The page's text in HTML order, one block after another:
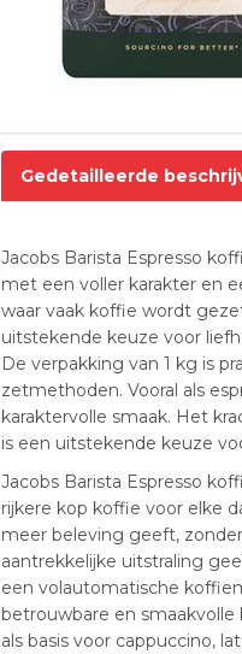
Gedetailleerde
Jacobs Barista Espresso
met een voller karakter en
waar vaak koffie wordt
uitstekende keuze voor
De verpakking van 1 kg is
zetmethoden. Vooral als
karaktervolle smaak. Het
is een uitstekende keuze
Jacobs Barista Espresso
rijkere kop koffie voor elke
meer beleving geeft,
aantrekkelijke uitstraling
een volautomatische
betrouwbare en smaakvolle
als basis voor cappuccino,